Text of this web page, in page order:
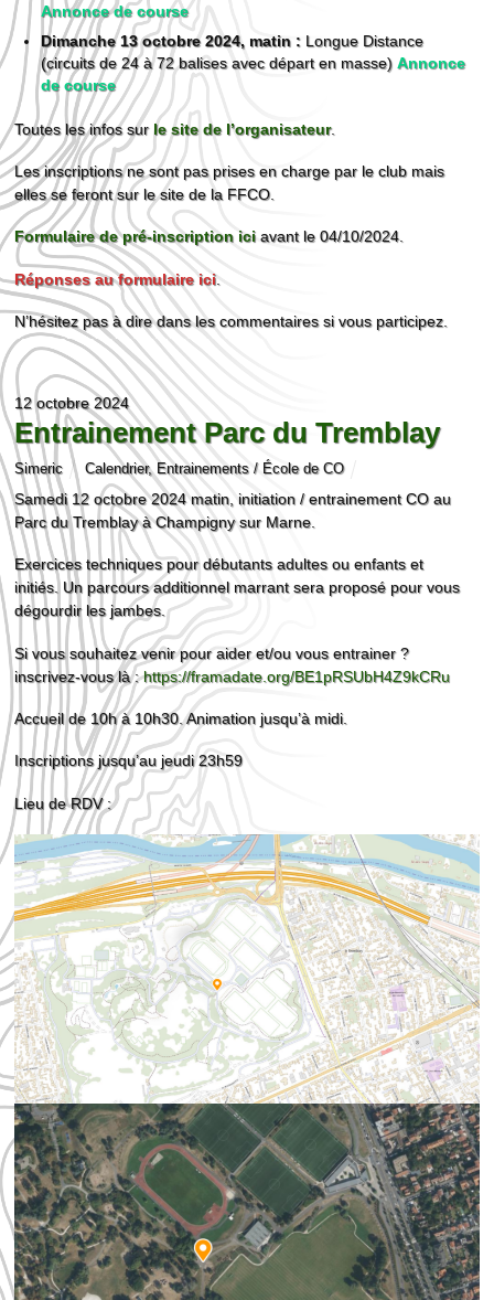
Annonce de course
Dimanche 13 octobre 2024, matin : Longue Distance
(circuits de 24 à 72 balises avec départ en masse)Annonce
de course
Toutes les infos surle site de l’organisateur.
Les inscriptions ne sont pas prises en charge par le club mais
elles se feront sur le site de la FFCO.
Formulaire de pré-inscription iciavant le 04/10/2024.
Réponses au formulaire ici.
N’hésitez pas à dire dans les commentaires si vous participez.
12 octobre 2024
Entrainement Parc du Tremblay
Simeric Calendrier, Entrainements / École de CO
Samedi 12 octobre 2024 matin, initiation / entrainement CO au
Parc du Tremblay à Champigny sur Marne.
Exercices techniques pour débutants adultes ou enfants et
initiés. Un parcours additionnel marrant sera proposé pour vous
dégourdir les jambes.
Si vous souhaitez venir pour aider et/ou vous entrainer ?
inscrivez-vous là :https://framadate.org/BE1pRSUbH4Z9kCRu
Accueil de 10h à 10h30. Animation jusqu’à midi.
Inscriptions jusqu’au jeudi 23h59
Lieu de RDV :